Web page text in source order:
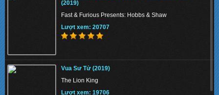
The Union 2024 - Liên minh tuyệt mật
Lượt xem: 132272
(2019)
Fast & Furious Presents: Hobbs & Shaw
Lượt xem: 20707
Vua Sư Tử (2019)
The Lion King
Lượt xem: 19706